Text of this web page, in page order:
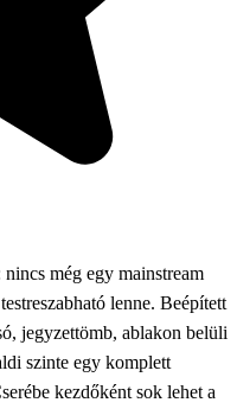
még egy mainstream
lenne. Beépített
jegyzettömb, ablakon belüli
szinte egy komplett
kezdőként sok lehet a